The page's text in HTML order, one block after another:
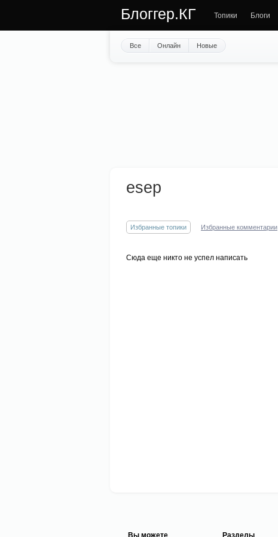
Блоггер.КГ Топики Блоги
Все Онлайн Новые
esep
Избранные топики Избранные комментарии
Сюда еще никто не успел написать
Вы можете Разделы